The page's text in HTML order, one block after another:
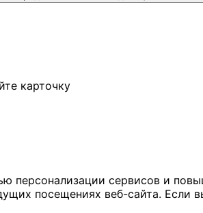
карточку
персонализации сервисов и
посещениях веб-сайта. Если